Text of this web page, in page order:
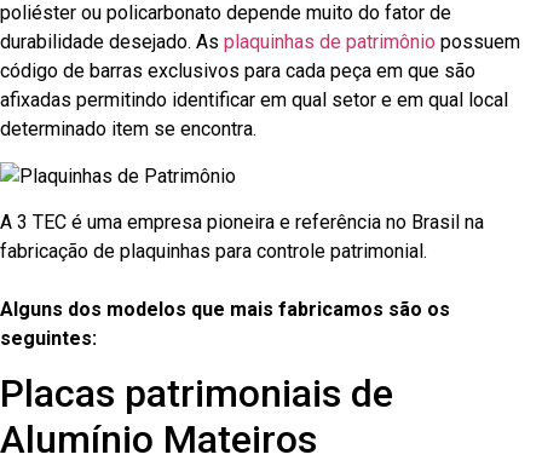
poliéster ou policarbonato depende muito do fator de
durabilidade desejado. As plaquinhas de patrimônio possuem
código de barras exclusivos para cada peça em que são
afixadas permitindo identificar em qual setor e em qual local
determinado item se encontra.
A 3 TEC é uma empresa pioneira e referência no Brasil na
fabricação de plaquinhas para controle patrimonial.
Alguns dos modelos que mais fabricamos são os
seguintes:
Placas patrimoniais de
Alumínio Mateiros